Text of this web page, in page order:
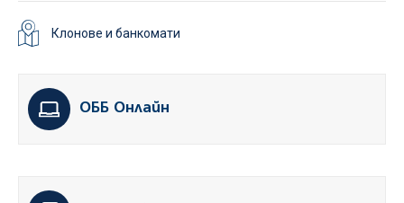
Клонове и банкомати
ОББ Онлайн